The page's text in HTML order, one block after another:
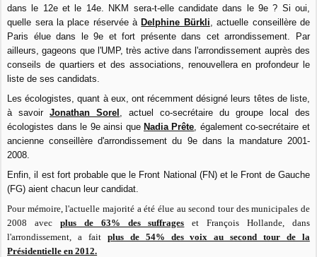
dans le 12e et le 14e. NKM sera-t-elle candidate dans le 9e ? Si oui,
quelle sera la place réservée àDelphine Bürkli , actuelle conseillère de
Paris élue dans le 9e et fort présente dans cet arrondissement. Par
ailleurs, gageons que l'UMP, très active dans l'arrondissement auprès des
conseils de quartiers et des associations, renouvellera en profondeur le
liste de ses candidats.
Les écologistes, quant à eux, ont récemment désigné leurs têtes de liste,
à savoirJonathan Sorel , actuel co-secrétaire du groupe local des
écologistes dans le 9e ainsi que Nadia Prête , également co-secrétaire et
ancienne conseillère d'arrondissement du 9e dans la mandature 2001-
2008.
Enfin, il est fort probable que le Front National (FN) et le Front de Gauche
(FG) aient chacun leur candidat.
Pour mémoire, l'actuelle majorité a été élue au second tour des municipales de
2008 avec plus de 63% des suffrages et François Hollande, dans
l'arrondissement, a fait plus de 54% des voix au second tour de la
Présidentielle en 2012.